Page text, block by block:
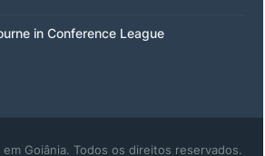
in Conference League
Goiânia. Todos os direitos reservados.